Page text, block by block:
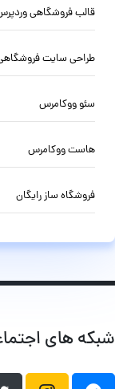
قالب فروشگاهی
طراحی سایت
سئو ووکامرس
هاست ووکامرس
فروشگاه ساز رایگان
شبکه های